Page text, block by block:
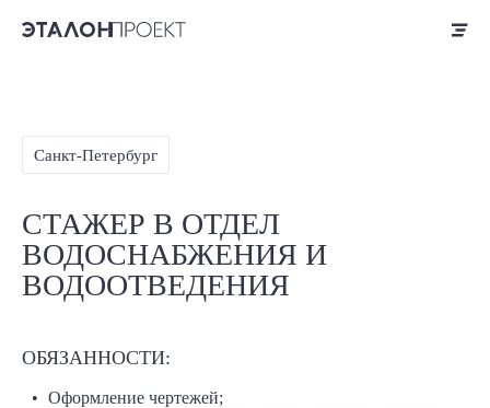
Санкт-Петербург
СТАЖЕР В ОТДЕЛ
ВОДОСНАБЖЕНИЯ И
ВОДООТВЕДЕНИЯ
ОБЯЗАННОСТИ:
Оформление чертежей;